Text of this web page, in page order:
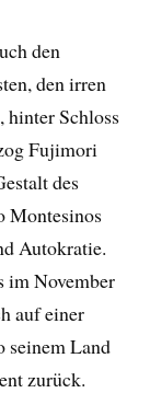
den
den irren
hinter Schloss
Fujimori
des
Montesinos
Autokratie.
im November
auf einer
seinem Land
zurück.